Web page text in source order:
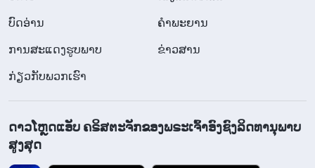
ບົດອ່ານ
ຄຳພະຍານ
ການສະແດງຮູບພາບ
ຂ່າວສານ
ກ່ຽວກັບພວກເຮົາ
ດາວໂຫຼດແອັບ ຄຣິສຕະຈັກຂອງພຣະເຈົ້າອົງຊົງລິດທານຸພາບ
ສູງສຸດ